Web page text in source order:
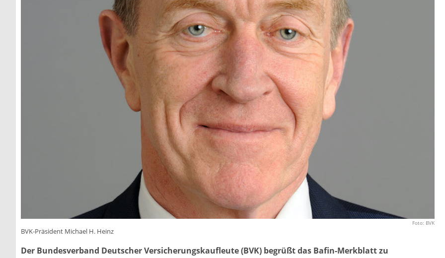
Foto: BVK
BVK-Präsident Michael H. Heinz
Der Bundesverband Deutscher Versicherungskaufleute (BVK) begrüßt das Bafin-Merkblatt zu